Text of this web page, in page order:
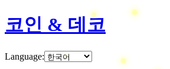
코인 & 데코
Language: